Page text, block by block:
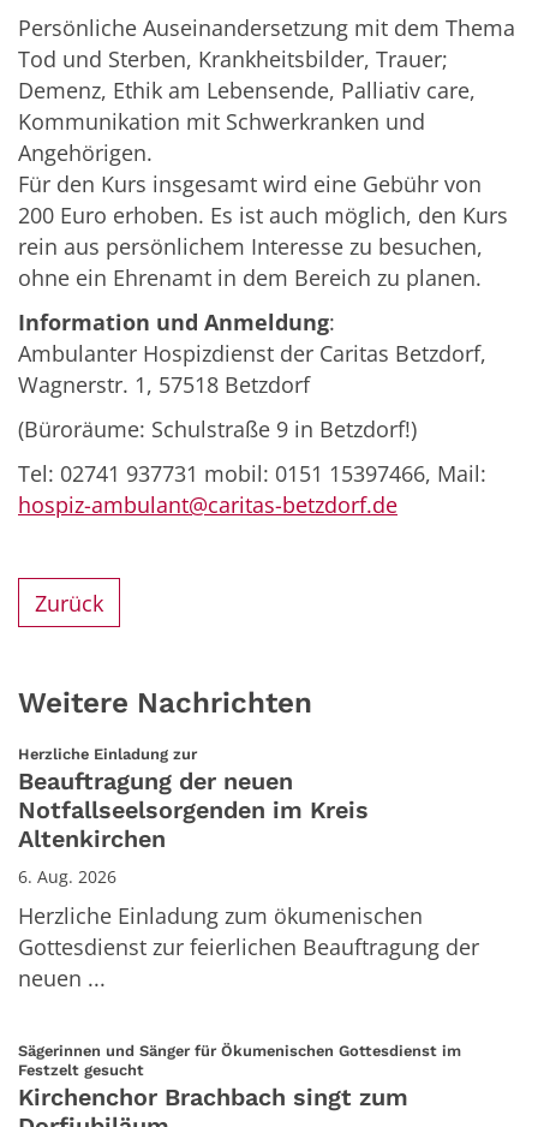
Persönliche Auseinandersetzung mit dem Thema
Tod und Sterben, Krankheitsbilder, Trauer;
Demenz, Ethik am Lebensende, Palliativ care,
Kommunikation mit Schwerkranken und
Angehörigen.
Für den Kurs insgesamt wird eine Gebühr von
200 Euro erhoben. Es ist auch möglich, den Kurs
rein aus persönlichem Interesse zu besuchen,
ohne ein Ehrenamt in dem Bereich zu planen.
Information und Anmeldung:
Ambulanter Hospizdienst der Caritas Betzdorf,
Wagnerstr. 1, 57518 Betzdorf
(Büroräume: Schulstraße 9 in Betzdorf!)
Tel: 02741 937731 mobil: 0151 15397466, Mail:
hospiz-ambulant@caritas-betzdorf.de
Zurück
Weitere Nachrichten
Herzliche Einladung zur:
Beauftragung der neuen
Notfallseelsorgenden im Kreis
Altenkirchen
6. Aug. 2026
Herzliche Einladung zum ökumenischen
Gottesdienst zur feierlichen Beauftragung der
neuen ...
Sägerinnen und Sänger für Ökumenischen Gottesdienst im
Festzelt gesucht:
Kirchenchor Brachbach singt zum